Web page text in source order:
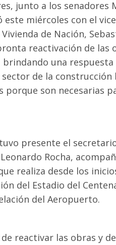
junto a los senadores
este miércoles con el
de Nación,
reactivación de las
una
de la construcción
son necesarias
presente el
Rocha,
realiza desde los
del Estadio del
del Aeropuerto.
reactivar las obras y